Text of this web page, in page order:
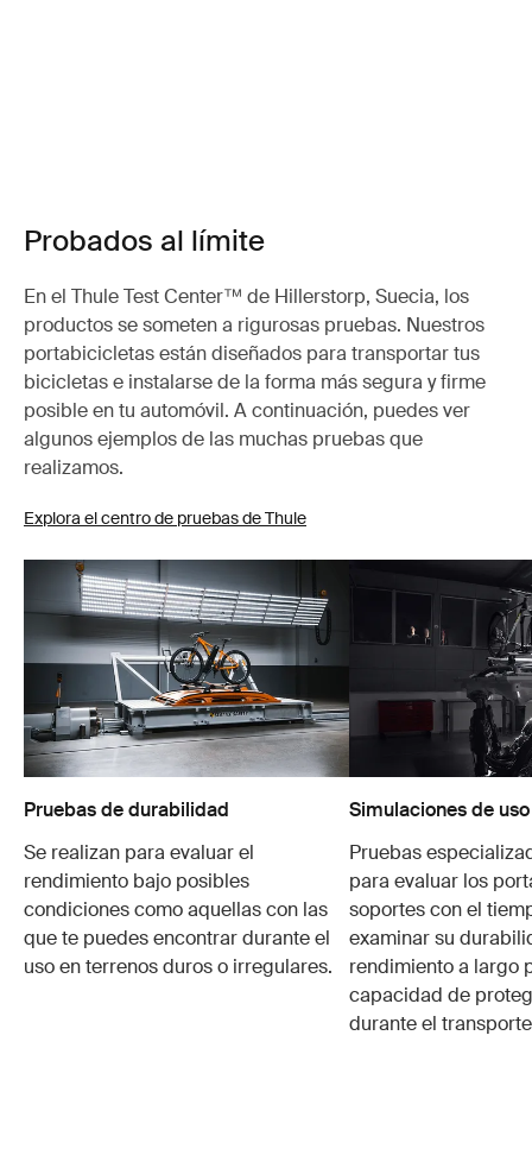
Probados al límite
En el Thule Test Center™ de Hillerstorp, Suecia, los
productos se someten a rigurosas pruebas. Nuestros
portabicicletas están diseñados para transportar tus
bicicletas e instalarse de la forma más segura y firme
posible en tu automóvil. A continuación, puedes ver
algunos ejemplos de las muchas pruebas que
realizamos.
Explora el centro de pruebas de Thule
Pruebas de durabilidad
Se realizan para evaluar el
rendimiento bajo posibles
condiciones como aquellas con las
que te puedes encontrar durante el
uso en terrenos duros o irregulares.
Simulaciones de
Pruebas
para evaluar los
soportes con el
examinar su
rendimiento a largo
capacidad de
durante el